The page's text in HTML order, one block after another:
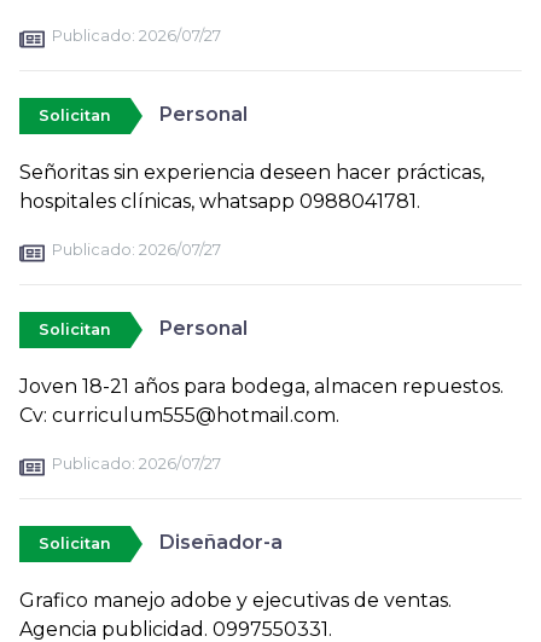
Publicado: 2026/07/27
Solicitan Personal
Señoritas sin experiencia deseen hacer prácticas,
hospitales clínicas, whatsapp 0988041781.
Publicado: 2026/07/27
Solicitan Personal
Joven 18-21 años para bodega, almacen repuestos.
Cv: curriculum555@hotmail.com.
Publicado: 2026/07/27
Solicitan Diseñador-a
Grafico manejo adobe y ejecutivas de ventas.
Agencia publicidad. 0997550331.